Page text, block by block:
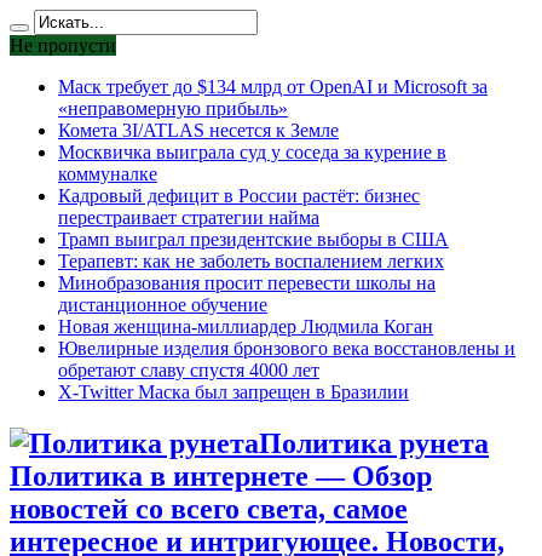
Не пропусти
Маск требует до $134 млрд от OpenAI и Microsoft за
«неправомерную прибыль»
Комета 3I/ATLAS несется к Земле
Москвичка выиграла суд у соседа за курение в
коммуналке
Кадровый дефицит в России растёт: бизнес
перестраивает стратегии найма
Трамп выиграл президентские выборы в США
Терапевт: как не заболеть воспалением легких
Минобразования просит перевести школы на
дистанционное обучение
Новая женщина-миллиардер Людмила Коган
Ювелирные изделия бронзового века восстановлены и
обретают славу спустя 4000 лет
X-Twitter Маска был запрещен в Бразилии
Политика рунета
Политика в интернете — Обзор
новостей со всего света, самое
интересное и интригующее. Новости,